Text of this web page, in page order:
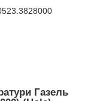
Газель